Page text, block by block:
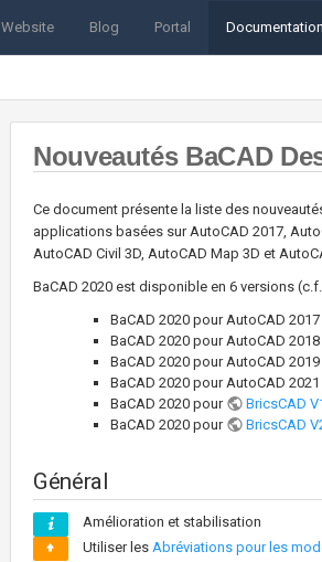
Website Blog Portal Documentation
Nouveautés BaCAD
Ce document présente la liste des
applications basées sur AutoCAD 2017,
AutoCAD Civil 3D, AutoCAD Map 3D et
BaCAD 2020 est disponible en 6 versions (c.f.
BaCAD 2020 pour AutoCAD
BaCAD 2020 pour AutoCAD
BaCAD 2020 pour AutoCAD
BaCAD 2020 pour AutoCAD
BaCAD 2020 pour
BricsCAD
BaCAD 2020 pour
BricsCAD
Général
Amélioration et stabilisation
Utiliser les Abréviations pour les